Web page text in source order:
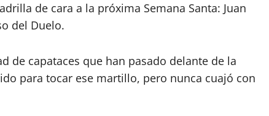
de cara a la próxima Semana Santa: Juan
del Duelo.
de capataces que han pasado delante de la
para tocar ese martillo, pero nunca cuajó con